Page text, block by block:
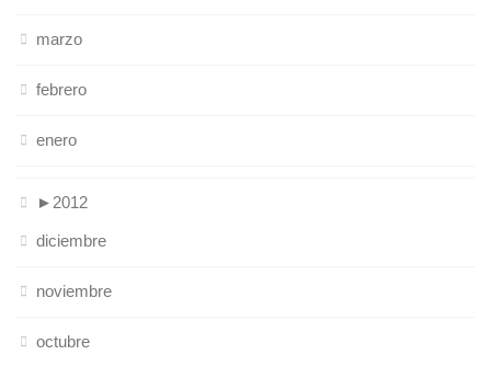
marzo
febrero
enero
► 2012
diciembre
noviembre
octubre